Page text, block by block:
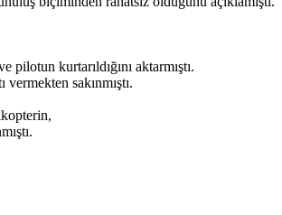
kurtarıldığını aktarmıştı.
sakınmıştı.